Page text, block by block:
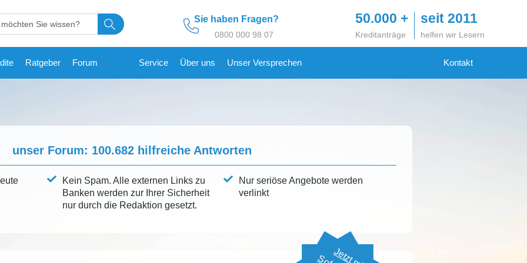
Sie haben Fragen?
0800 000 98 07
50.000 +
Kreditanträge
seit 2011
helfen wir Lesern
Ratgeber Forum Service Über uns Unser Versprechen Kontakt
unser Forum: 100.682hilfreiche Antworten
Kein Spam. Alle externen Links zu
Banken werden zur Ihrer Sicherheit
nur durch die Redaktion gesetzt.
Nur seriöse Angebote werden
verlinkt